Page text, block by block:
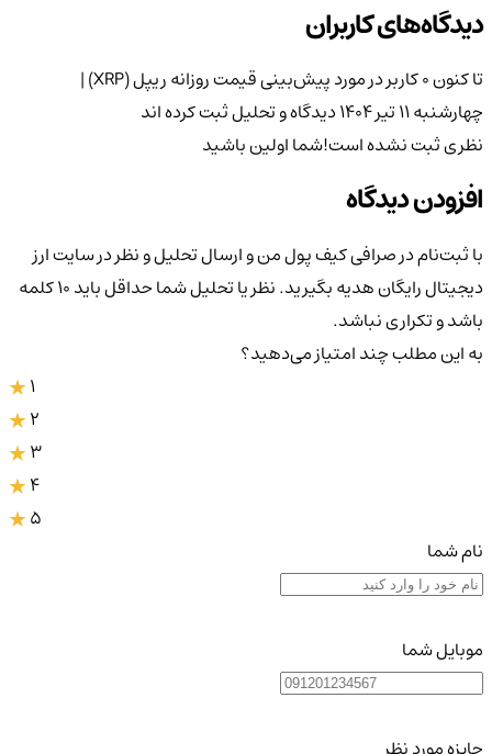
دیدگاه‌های کاربران
تا کنون 0 کاربر در مورد
پیش‌بینی قیمت روزانه ریپل (XRP) |
چهار‌شنبه ۱۱ تیر ۱۴۰۴
دیدگاه و تحلیل ثبت کرده اند
نظری ثبت نشده است!شما اولین باشید
افزودن دیدگاه
با ثبت‌نام در صرافی کیف پول من و ارسال تحلیل و نظر در سایت ارز
دیجیتال رایگان هدیه بگیرید. نظر یا تحلیل شما حداقل باید ۱۰ کلمه
باشد و تکراری نباشد.
به این مطلب چند امتیاز می‌دهید؟
3
4
5
نام شما
موبایل شما